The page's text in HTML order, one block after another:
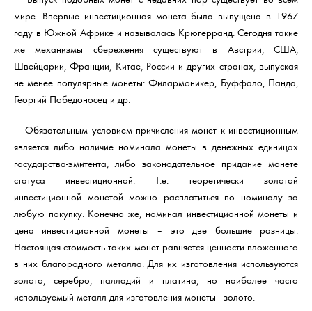
мире. Впервые инвестиционная монета была выпущена в 1967
году в Южной Африке и называлась Крюгерранд. Сегодня такие
же механизмы сбережения существуют в Австрии, США,
Швейцарии, Франции, Китае, России и других странах, выпуская
не менее популярные монеты: Филармоникер, Буффало, Панда,
Георгий Победоносец и др.
Обязательным условием причисления монет к инвестиционным
является либо наличие номинала монеты в денежных единицах
государства-эмитента, либо законодательное придание монете
статуса инвестиционной. Т.е. теоретически золотой
инвестиционной монетой можно расплатиться по номиналу за
любую покупку. Конечно же, номинал инвестиционной монеты и
цена инвестиционной монеты – это две большие разницы.
Настоящая стоимость таких монет равняется ценности вложенного
в них благородного металла. Для их изготовления используются
золото, серебро, палладий и платина, но наиболее часто
используемый металл для изготовления монеты - золото.